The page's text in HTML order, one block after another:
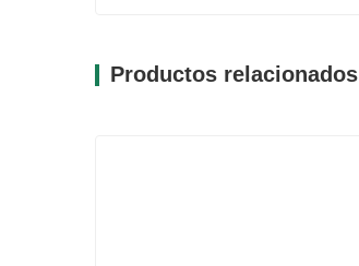
Productos relacionados